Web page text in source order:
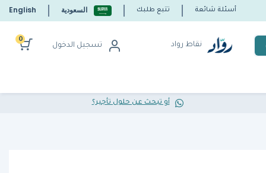
أسئلة شائعة تتبع طلبك السعودية English
نقاط رواد تسجيل الدخول
0
أو تبحث عن حلول تأجير؟